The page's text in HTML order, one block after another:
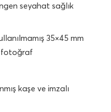
seyahat sağlık
35×45 mm
fotoğraf
kaşe ve imzalı